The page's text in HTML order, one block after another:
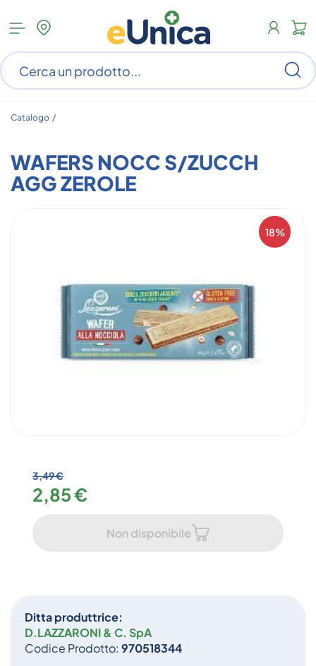
Apri
menu
categorie
Catalogo /
WAFERS NOCC S/ZUCCH
AGG ZEROLE
18%
Ditta produttrice:
D.LAZZARONI & C. SpA
Codice Prodotto: 970518344
3,49 €
2,85 €
Non disponibile